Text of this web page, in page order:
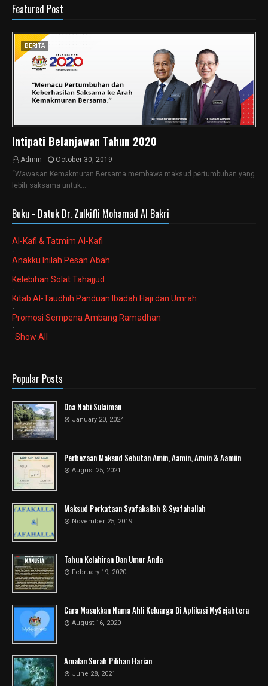
Featured Post
BERITA
Intipati Belanjawan Tahun 2020
Admin
October 30, 2019
“Wawasan Kemakmuran Bersama membawa maksud pertumbuhan yang
lebih saksama untuk…
Buku - Datuk Dr. Zulkifli Mohamad Al Bakri
Al-Kafi & Tatmim Al-Kafi
-
Anakku Inilah Pesan Abah
-
Kelebihan Solat Tahajjud
-
Kitab Al-Taudhih Panduan Ibadah Haji dan Umrah
-
Promosi Sempena Ambang Ramadhan
-
Show All
Popular Posts
Doa Nabi Sulaiman
January 20, 2024
Perbezaan Maksud Sebutan Amin, Aamin, Amiin & Aamiin
August 25, 2021
Maksud Perkataan Syafakallah & Syafahallah
November 25, 2019
Tahun Kelahiran Dan Umur Anda
February 19, 2020
Cara Masukkan Nama Ahli Keluarga Di Aplikasi MySejahtera
August 16, 2020
Amalan Surah Pilihan Harian
June 28, 2021